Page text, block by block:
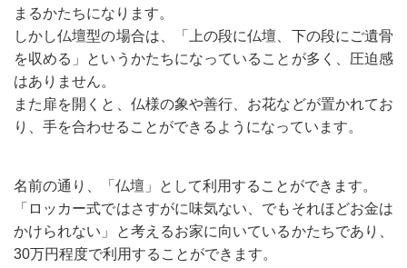
まるかたちになります。
しかし仏壇型の場合は、「上の段に仏壇、下の段にご遺骨
を収める」というかたちになっていることが多く、圧迫感
はありません。
また扉を開くと、仏様の象や善行、お花などが置かれてお
り、手を合わせることができるようになっています。
名前の通り、「仏壇」として利用することができます。
「ロッカー式ではさすがに味気ない、でもそれほどお金は
かけられない」と考えるお家に向いているかたちであり、
30万円程度で利用することができます。